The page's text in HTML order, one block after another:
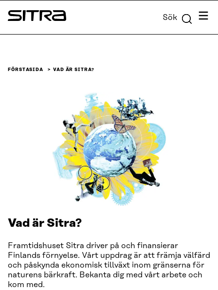
Skip to
content
Sitra Sök Meny
FÖRSTASIDA VAD ÄR SITRA?
Vad är Sitra?
Framtidshuset Sitra driver på och finansierar
Finlands förnyelse. Vårt uppdrag är att främja välfärd
och påskynda ekonomisk tillväxt inom gränserna för
naturens bärkraft. Bekanta dig med vårt arbete och
kom med.